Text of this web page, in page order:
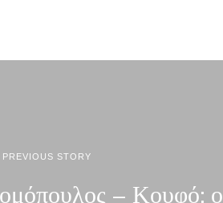
PREVIOUS STORY
– Κουφό: ο